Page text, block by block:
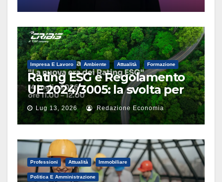
Impresa E Lavoro Ambiente Attualità Formazione
Rating ESG e Regolamento
UE 2024/3005: la svolta per
le imprese nel webinar di
CRIBIS
Lug 13, 2026 Redazione Economia
Professioni Attualità Immobiliare
Politica E Amministrazione